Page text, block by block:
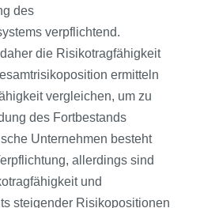
des
verpflichtend.
die Risikotragfähigkeit
ermitteln
vergleichen, um zu
des Fortbestands
Unternehmen besteht
allerdings sind
und
steigender Risikopositionen